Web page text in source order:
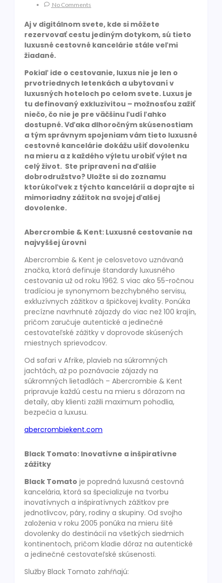
No Comments
Aj v digitálnom svete, kde si môžete
rezervovať cestu jediným dotykom, sú tieto
luxusné cestovné kancelárie stále veľmi
žiadané.
Pokiaľ ide o cestovanie, luxus nie je len o
prvotriednych letenkách a ubytovaní v
luxusných hoteloch po celom svete. Luxus je
tu definovaný exkluzivitou – možnosťou zažiť
niečo, čo nie je pre väčšinu ľudí ľahko
dostupné. Vďaka dlhoročným skúsenostiam
a tým správnym spojeniam vám tieto luxusné
cestovné kancelárie dokážu ušiť dovolenku
na mieru a z každého výletu urobiť výlet na
celý život. Ste pripravení na ďalšie
dobrodružstvo? Uložte si do zoznamu
ktorúkoľvek z týchto kancelárií a doprajte si
mimoriadny zážitok na svojej ďalšej
dovolenke.
Abercrombie & Kent: Luxusné cestovanie na
najvyššej úrovni
Abercrombie & Kent je celosvetovo uznávaná
značka, ktorá definuje štandardy luxusného
cestovania už od roku 1962. S viac ako 55-ročnou
tradíciou je synonymom bezchybného servisu,
exkluzívnych zážitkov a špičkovej kvality. Ponúka
precízne navrhnuté zájazdy do viac než 100 krajín,
pričom zaručuje autentické a jedinečné
cestovateľské zážitky v doprovode skúsených
miestnych sprievodcov.
Od safari v Afrike, plavieb na súkromných
jachtách, až po poznávacie zájazdy na
súkromných lietadlách – Abercrombie & Kent
pripravuje každú cestu na mieru s dôrazom na
detaily, aby klienti zažili maximum pohodlia,
bezpečia a luxusu.
abercrombiekent.com
Black Tomato: Inovatívne a inšpiratívne
zážitky
Black Tomato je popredná luxusná cestovná
kancelária, ktorá sa špecializuje na tvorbu
inovatívnych a inšpiratívnych zážitkov pre
jednotlivcov, páry, rodiny a skupiny. Od svojho
založenia v roku 2005 ponúka na mieru šité
dovolenky do destinácií na všetkých siedmich
kontinentoch, pričom kladie dôraz na autentické
a jedinečné cestovateľské skúsenosti.
Služby Black Tomato zahŕňajú: